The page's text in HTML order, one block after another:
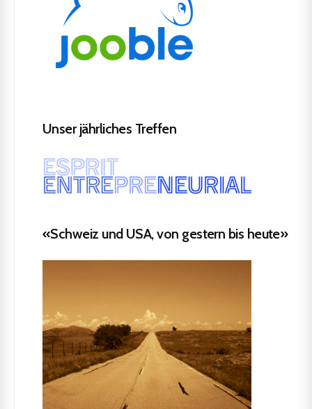
Unser jährliches Treffen
«Schweiz und USA, von gestern bis heute»